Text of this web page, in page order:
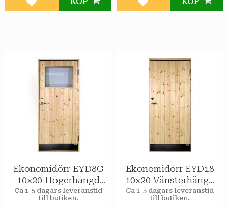
Lägg till i favoriter Lägg till i favoriter
Ekonomidörr EYD8G
10x20 Högerhängd
STAR Varmförråd 2-
glas isolerruta
Ca 1-5 dagars leveranstid
till butiken.
Ekonomidörr EYD18
10x20 Vänsterhängd
STAR Varmförråd
Ca 1-5 dagars leveranstid
till butiken.